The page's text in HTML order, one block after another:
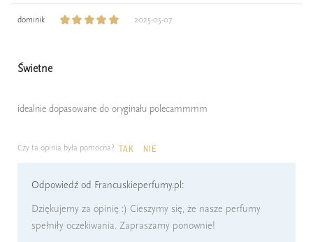
dominik 2025-05-07
Świetne
idealnie dopasowane do oryginału polecammmm
Czy ta opinia była pomocna? TAK NIE
Odpowiedź od Francuskieperfumy.pl:
Dziękujemy za opinię :) Cieszymy się, że nasze perfumy
spełniły oczekiwania. Zapraszamy ponownie!